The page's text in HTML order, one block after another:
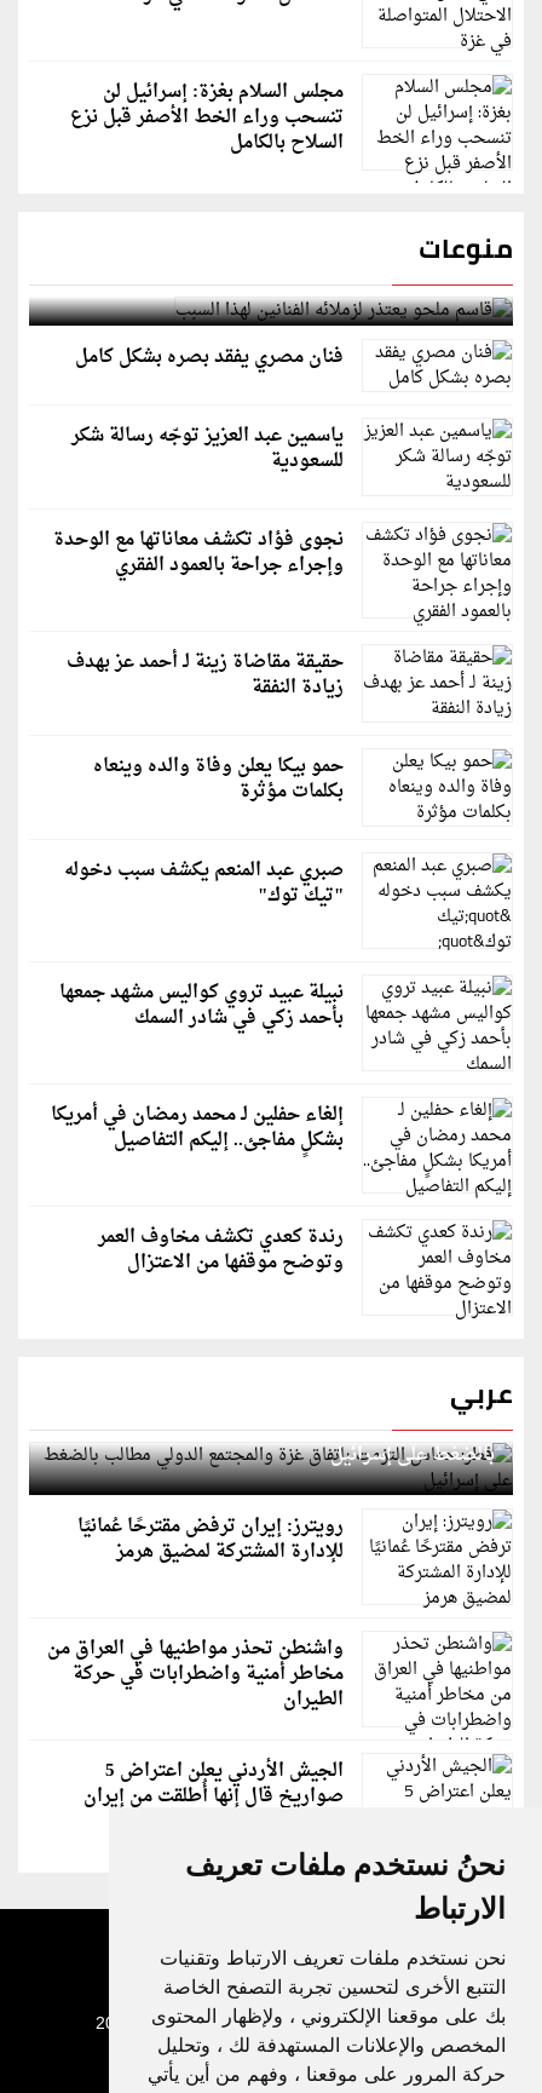
نحنُ نستخدم ملفات تعريف
الارتباط
نحن نستخدم ملفات تعريف الارتباط وتقنيات
التتبع الأخرى لتحسين تجربة التصفح الخاصة
بك على موقعنا الإلكتروني ، ولإظهار المحتوى
المخصص والإعلانات المستهدفة لك ، وتحليل
حركة المرور على موقعنا ، وفهم من أين يأتي
مجلس السلام بغزة: إسرائيل لن
تنسحب وراء الخط الأصفر قبل نزع
السلاح بالكامل
منوعات
قاسم ملحو يعتذر لزملائه الفنانين لهذا السبب
فنان مصري يفقد بصره بشكل كامل
ياسمين عبد العزيز توجّه رسالة شكر
للسعودية
نجوى فؤاد تكشف معاناتها مع الوحدة
وإجراء جراحة بالعمود الفقري
حقيقة مقاضاة زينة لـ أحمد عز بهدف
زيادة النفقة
حمو بيكا يعلن وفاة والده وينعاه
بكلمات مؤثرة
صبري عبد المنعم يكشف سبب دخوله
"تيك توك"
نبيلة عبيد تروي كواليس مشهد جمعها
بأحمد زكي في شادر السمك
إلغاء حفلين لـ محمد رمضان في أمريكا
بشكلٍ مفاجئ.. إليكم التفاصيل
رندة كعدي تكشف مخاوف العمر
وتوضح موقفها من الاعتزال
عربي
قطر: حماس التزمت باتفاق غزة والمجتمع الدولي مطالب
بالضغط على إسرائيل
رويترز: إيران ترفض مقترحًا عُمانيًا
للإدارة المشتركة لمضيق هرمز
واشنطن تحذر مواطنيها في العراق من
مخاطر أمنية واضطرابات في حركة
الطيران
الجيش الأردني يعلن اعتراض 5
صواريخ قال إنها أُطلقت من إيران
جميع الحقوق محفوظة لدنيا الوطن © 2003 - 2022